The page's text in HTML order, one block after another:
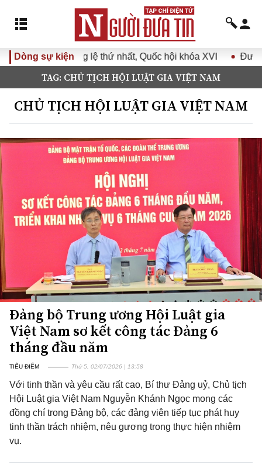
Dòng sự kiện
nhất, Quốc hội khóa XVI Đưa Nghị quyết Đại hội Đảng
TAG: CHỦ TỊCH HỘI LUẬT GIA VIỆT NAM
CHỦ TỊCH HỘI LUẬT GIA VIỆT NAM
Đảng bộ Trung ương Hội Luật gia
Việt Nam sơ kết công tác Đảng 6
tháng đầu năm
TIÊU ĐIỂM Thứ 5, 02/07/2026 | 13:58
Với tinh thần và yêu cầu rất cao, Bí thư Đảng uỷ, Chủ tịch
Hội Luật gia Việt Nam Nguyễn Khánh Ngọc mong các
đồng chí trong Đảng bộ, các đảng viên tiếp tục phát huy
tinh thần trách nhiệm, nêu gương trong thực hiện nhiệm
vụ.